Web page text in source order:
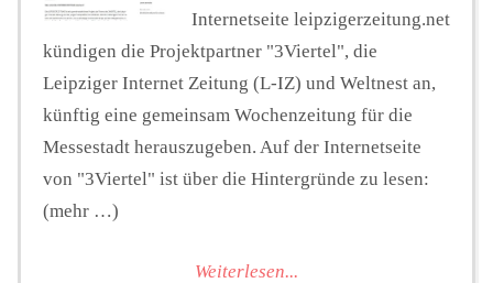
Seminare
Unterstützen
Internetseite leipzigerzeitung.net
kündigen die Projektpartner "3Viertel", die
Leipziger Internet Zeitung (L-IZ) und Weltnest an,
künftig eine gemeinsam Wochenzeitung für die
Messestadt herauszugeben. Auf der Internetseite
von "3Viertel" ist über die Hintergründe zu lesen:
(mehr …)
Weiterlesen...